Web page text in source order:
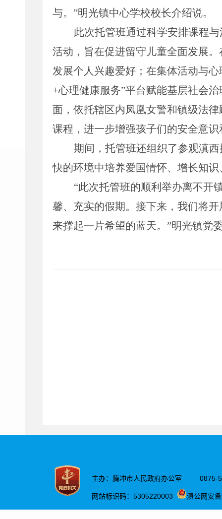
与。 ”明光镇中心学校校长介绍说。
此次托管班通过科学安排课程
活动，旨在促进留守儿童全面发展
发展个人兴趣爱好；在集体活动与
+心理健康服务”平台赋能基层社会
面，依托辖区内凤凰女警和镇级法
课程，进一步增强孩子们的安全意
期间，托管班还组织了参观滇
快的环境中培养爱国情怀、增长知
“此次托管班的顺利举办离不开
馨、充实的假期。接下来，我们将
来撑起一片希望的蓝天。 ”明光镇党